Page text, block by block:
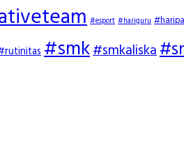
#esport #hariguru
#smk#smkaliska